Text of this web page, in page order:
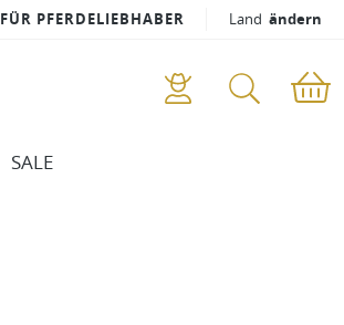
FÜR PFERDELIEBHABER Land ändern
SALE